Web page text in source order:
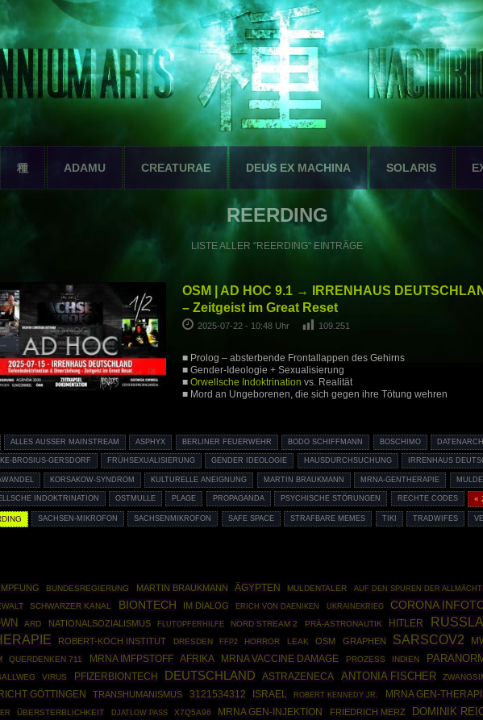
種 ADAMU CREATURAE DEUS EX MACHINA SOLARIS
REERDING
LISTE ALLER "REERDING" EINTRÄGE
OSM | AD HOC 9.1 → IRRENHAUS
– Zeitgeist im Great Reset
2025-07-22 - 10:48 Uhr 109.251
■ Prolog – absterbende Frontallappen des Gehirns
■ Gender-Ideologie + Sexualisierung
■ Orwellsche Indoktrination vs. Realität
■ Mord an Ungeborenen, die sich gegen ihre Tötung wehren
ALLES AUSSER MAINSTREAM ASPHYX BERLINER FEUERWEHR BODO SCHIFFMANN BOSCHIMO
BROSIUS-GERSDORF FRÜHSEXUALISIERUNG GENDER IDEOLOGIE HAUSDURCHSUCHUNG IRRENHAUS
KORSAKOW-SYNDROM KULTURELLE ANEIGNUNG MARTIN BRAUKMANN MRNA-GENTHERAPIE
INDOKTRINATION OSTMULLE PLAGE PROPAGANDA PSYCHISCHE STÖRUNGEN RECHTE CODES «
SACHSEN-MIKROFON SACHSENMIKROFON SAFE SPACE STRAFBARE MEMES TIKI TRADWIFES
BUNDESREGIERUNG MARTIN BRAUKMANN ÄGYPTEN MULDENTALER AUF DEN SPUREN DER
SCHWARZER KANAL BIONTECH IM DIALOG ERICH VON DAENIKEN UKRAINEKRIEG CORONA
ARD NATIONALSOZIALISMUS FLUTOPFERHILFE NORD STREAM 2 PRÄ-ASTRONAUTIK HITLER
ROBERT-KOCH INSTITUT DRESDEN FFP2 HORROR LEAK OSM GRAPHEN SARSCOV2
QUERDENKEN 711 MRNA IMFPSTOFF AFRIKA MRNA VACCINE DAMAGE PROZESS INDIEN
VIRUS PFIZERBIONTECH DEUTSCHLAND ASTRAZENECA ANTONIA FISCHER
GÖTTINGEN
TRANSHUMANISMUS 3121534312 ISRAEL ROBERT KENNEDY JR. MRNA GEN-
ÜBERSTERBLICHKEIT DJATLOW PASS X7Q5A96 MRNA GEN-INJEKTION FRIEDRICH MERZ DOMINIK